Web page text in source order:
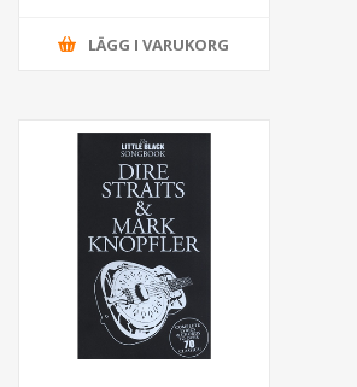
LÄGG I VARUKORG